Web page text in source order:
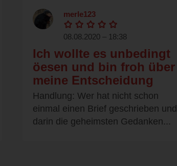
merle123
08.08.2020 – 18:38
Ich wollte es unbedingt
öesen und bin froh über
meine Entscheidung
Handlung: Wer hat nicht schon
einmal einen Brief geschrieben und
darin die geheimsten Gedanken...